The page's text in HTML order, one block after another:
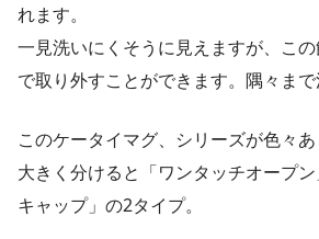
れます。
一見洗いにくそうに見えますが、こ
で取り外すことができます。隅々まで
このケータイマグ、シリーズが色々あ
大きく分けると「ワンタッチオープ
キャップ」の2タイプ。